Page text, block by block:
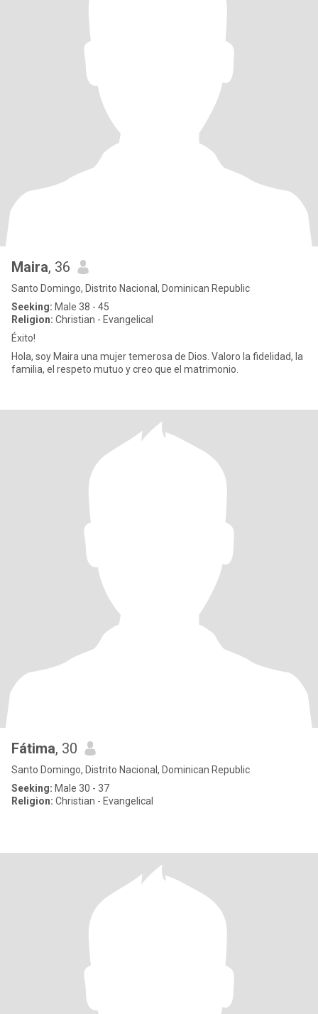
Maira, 36
Santo Domingo, Distrito Nacional, Dominican Republic
Seeking: Male 38 - 45
Religion: Christian - Evangelical
Éxito!
Hola, soy Maira una mujer temerosa de Dios. Valoro la fidelidad, la
familia, el respeto mutuo y creo que el matrimonio.
Fátima, 30
Santo Domingo, Distrito Nacional, Dominican Republic
Seeking: Male 30 - 37
Religion: Christian - Evangelical